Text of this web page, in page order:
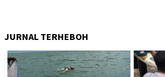
JURNAL TERHEBOH